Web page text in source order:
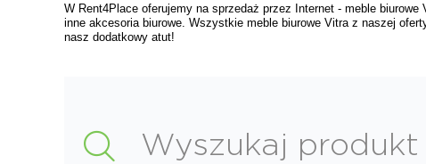
W Rent4Place oferujemy na sprzedaż przez Internet - meble
inne akcesoria biurowe. Wszystkie meble biurowe Vitra z naszej
nasz dodatkowy atut!
Wyszukaj produkt